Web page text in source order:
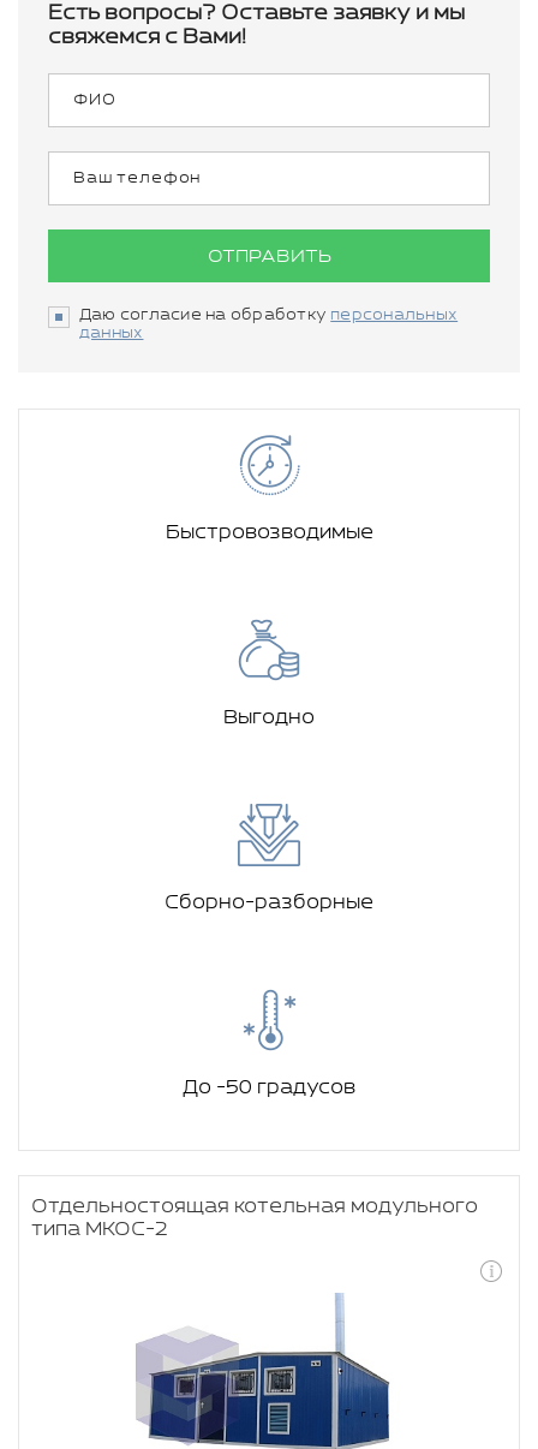
Есть вопросы? Оставьте заявку и мы
свяжемся с Вами!
ОТПРАВИТЬ
Даю согласие на обработку персональных
данных
Быстровозводимые
Выгодно
Сборно-разборные
До -50 градусов
Отдельностоящая котельная модульного
типа МКОС-2